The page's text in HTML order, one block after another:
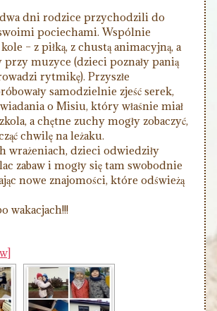
dwa dni rodzice przychodzili do
pociechami. Wspólnie
– z piłką, z chustą animacyjną, a
przy muzyce (dzieci poznały panią
rytmikę). Przyszłe
samodzielnie zjeść serek,
o Misiu, który właśnie miał
a chętne zuchy mogły zobaczyć,
chwilę na leżaku.
wrażeniach, dzieci odwiedziły
zabaw i mogły się tam swobodnie
nowe znajomości, które odświeżą
wakacjach!!!